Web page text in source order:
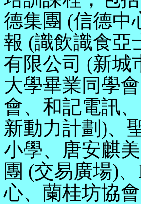
德集團 (信德中
報 (識飲識食亞
有限公司 (新城
大學畢業同學
會、和記電訊
新動力計劃)、
小學、唐安麒
團 (交易廣場)
心、蘭桂坊協